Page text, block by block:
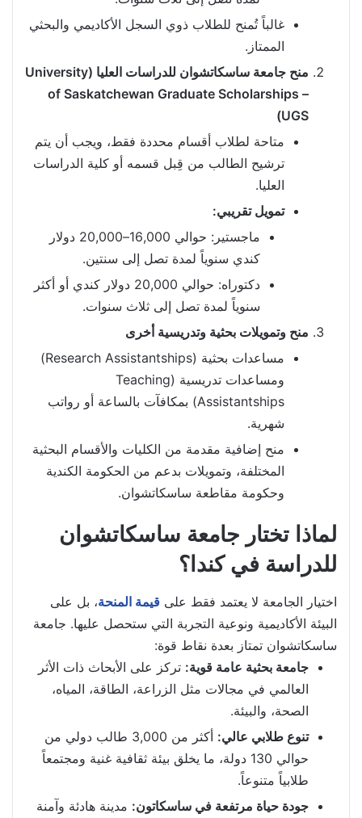
غالباً تُمنح للطلاب ذوي السجل الأكاديمي والبحثي
الممتاز.
منح جامعة ساسكاتشوان للدراسات العليا (University
of Saskatchewan Graduate Scholarships –
UGS)
متاحة لطلاب أقسام محددة فقط، ويجب أن يتم
ترشيح الطالب من قِبل قسمه أو كلية الدراسات
العليا.
تمويل تقريبي:
ماجستير: حوالي 16,000–20,000 دولار
كندي سنوياً لمدة تصل إلى سنتين.
دكتوراه: حوالي 20,000 دولار كندي أو أكثر
سنوياً لمدة تصل إلى ثلاث سنوات.
منح وتمويلات بحثية وتدريسية أخرى
مساعدات بحثية (Research Assistantships)
ومساعدات تدريسية (Teaching
Assistantships) بمكافآت بالساعة أو رواتب
شهرية.
منح إضافية مقدمة من الكليات والأقسام البحثية
المختلفة، وتمويلات بدعم من الحكومة الكندية
وحكومة مقاطعة ساسكاتشوان.
لماذا تختار جامعة ساسكاتشوان
للدراسة في كندا؟
اختيار الجامعة لا يعتمد فقط على قيمة المنحة، بل على
البيئة الأكاديمية ونوعية التجربة التي ستحصل عليها. جامعة
ساسكاتشوان تمتاز بعدة نقاط قوة:
جامعة بحثية عامة قوية: تركز على الأبحاث ذات الأثر
العالمي في مجالات مثل الزراعة، الطاقة، المياه،
الصحة، والبيئة.
تنوع طلابي عالي:
أكثر من 3,000 طالب دولي من
حوالي 130 دولة، ما يخلق بيئة ثقافية غنية ومجتمعاً
طلابياً متنوعاً.
جودة حياة مرتفعة في ساسكاتون: مدينة هادئة وآمنة